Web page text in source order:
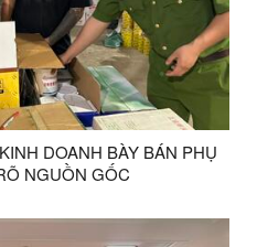
DOANH BÀY BÁN PHỤ
NGUỒN GỐC